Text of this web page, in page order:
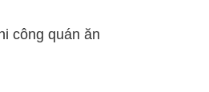
công quán ăn